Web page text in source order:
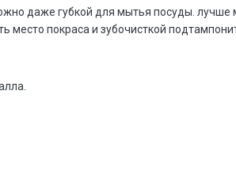
даже губкой для мытья посуды.
место покраса и зубочисткой